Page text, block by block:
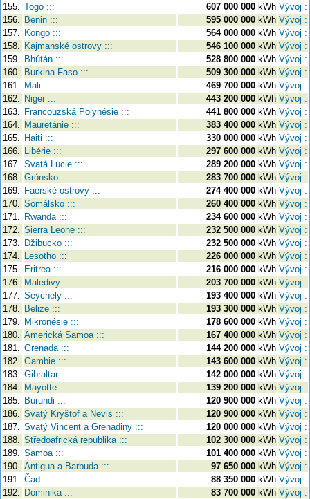
155. Togo ::: 607 000 000 kWh Vývoj :
156. Benin ::: 595 000 000 kWh Vývoj :
157. Kongo ::: 564 000 000 kWh Vývoj :
158. Kajmanské ostrovy ::: 546 100 000 kWh Vývoj :
159. Bhútán ::: 528 800 000 kWh Vývoj :
160. Burkina Faso ::: 509 300 000 kWh Vývoj :
161. Mali ::: 469 700 000 kWh Vývoj :
162. Niger ::: 443 200 000 kWh Vývoj :
163. Francouzská Polynésie ::: 441 800 000 kWh Vývoj :
164. Mauretánie ::: 383 400 000 kWh Vývoj :
165. Haiti ::: 330 000 000 kWh Vývoj :
166. Libérie ::: 297 600 000 kWh Vývoj :
167. Svatá Lucie ::: 289 200 000 kWh Vývoj :
168. Grónsko ::: 283 700 000 kWh Vývoj :
169. Faerské ostrovy ::: 274 400 000 kWh Vývoj :
170. Somálsko ::: 260 400 000 kWh Vývoj :
171. Rwanda ::: 234 600 000 kWh Vývoj :
172. Sierra Leone ::: 232 500 000 kWh Vývoj :
173. Džibucko ::: 232 500 000 kWh Vývoj :
174. Lesotho ::: 226 000 000 kWh Vývoj :
175. Eritrea ::: 216 000 000 kWh Vývoj :
176. Maledivy ::: 203 700 000 kWh Vývoj :
177. Seychely ::: 193 400 000 kWh Vývoj :
178. Belize ::: 193 300 000 kWh Vývoj :
179. Mikronésie ::: 178 600 000 kWh Vývoj :
180. Americká Samoa ::: 167 400 000 kWh Vývoj :
181. Grenada ::: 144 200 000 kWh Vývoj :
182. Gambie ::: 143 600 000 kWh Vývoj :
183. Gibraltar ::: 142 000 000 kWh Vývoj :
184. Mayotte ::: 139 200 000 kWh Vývoj :
185. Burundi ::: 120 900 000 kWh Vývoj :
186. Svatý Kryštof a Nevis ::: 120 900 000 kWh Vývoj :
187. Svatý Vincent a Grenadiny ::: 120 000 000 kWh Vývoj :
188. Středoafrická republika ::: 102 300 000 kWh Vývoj :
189. Samoa ::: 101 400 000 kWh Vývoj :
190. Antigua a Barbuda ::: 97 650 000 kWh Vývoj :
191. Čad ::: 88 350 000 kWh Vývoj :
192. Dominika ::: 83 700 000 kWh Vývoj :